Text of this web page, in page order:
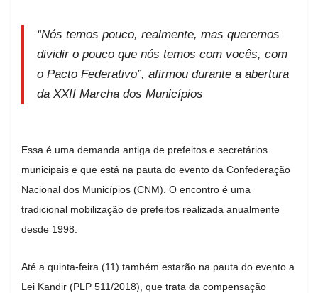
“Nós temos pouco, realmente, mas queremos
dividir o pouco que nós temos com vocês, com
o Pacto Federativo”, afirmou durante a abertura
da XXII Marcha dos Municípios
Essa é uma demanda antiga de prefeitos e secretários
municipais e que está na pauta do evento da Confederação
Nacional dos Municípios (CNM). O encontro é uma
tradicional mobilização de prefeitos realizada anualmente
desde 1998.
Até a quinta-feira (11) também estarão na pauta do evento a
Lei Kandir (PLP 511/2018), que trata da compensação